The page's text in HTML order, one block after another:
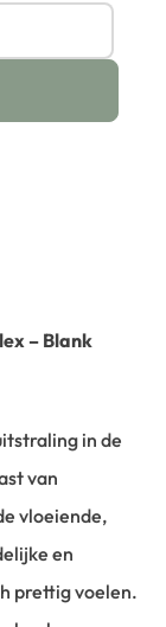
– Blank
in de
van
vloeiende,
en
prettig voelen.